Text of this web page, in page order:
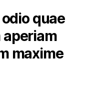
quae
aperiam
maxime